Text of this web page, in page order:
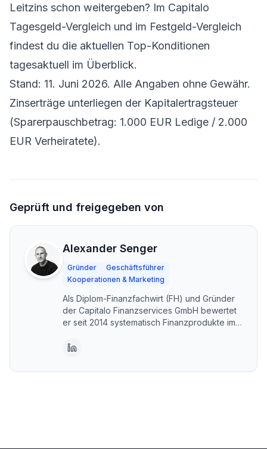
Leitzins schon weitergeben? Im Capitalo
Tagesgeld-Vergleich und im Festgeld-Vergleich
findest du die aktuellen Top-Konditionen
tagesaktuell im Überblick.
Stand: 11. Juni 2026. Alle Angaben ohne Gewähr.
Zinserträge unterliegen der Kapitalertragsteuer
(Sparerpauschbetrag: 1.000 EUR Ledige / 2.000
EUR Verheiratete).
Geprüft und freigegeben von
Alexander Senger
Gründer
Geschäftsführer
Kooperationen & Marketing
Als Diplom-Finanzfachwirt (FH) und Gründer
der Capitalo Finanzservices GmbH bewertet
er seit 2014 systematisch Finanzprodukte im
transparente Vergleiche – kostenlos und im
Unterstützung, fachlich geprüft und